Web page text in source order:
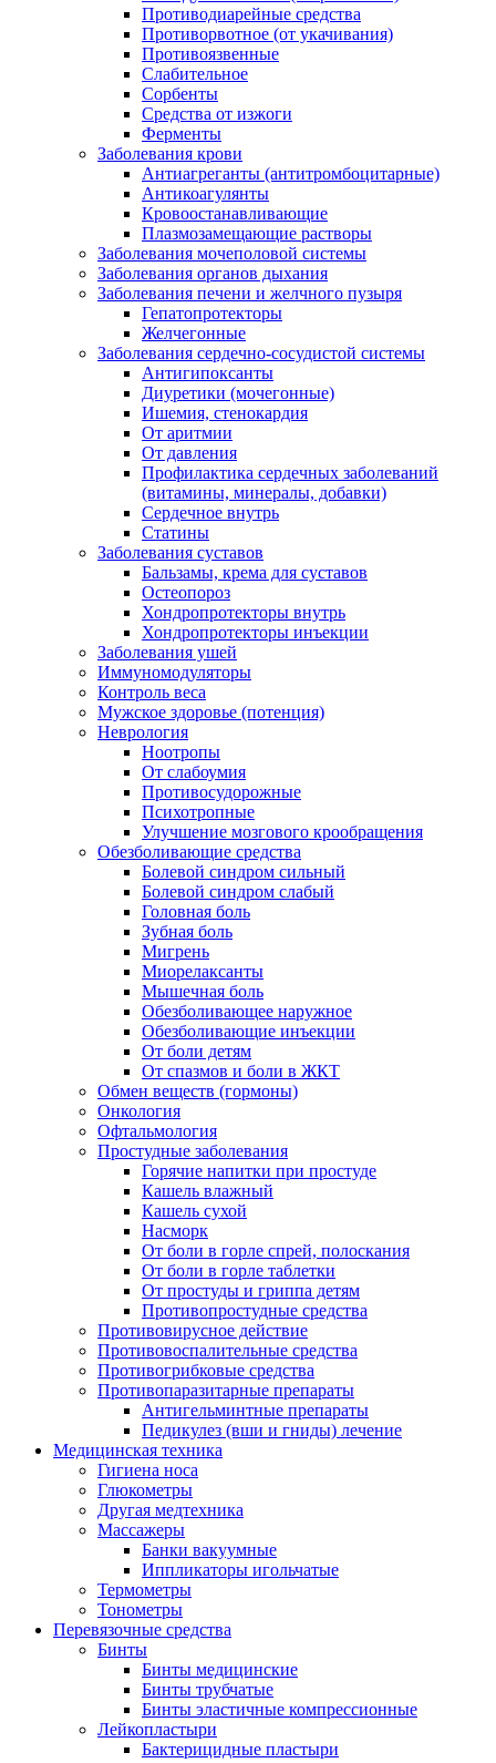
Противодиарейные средства
Противорвотное (от укачивания)
Противоязвенные
Слабительное
Сорбенты
Средства от изжоги
Ферменты
Заболевания крови
Антиагреганты (антитромбоцитарные)
Антикоагулянты
Кровоостанавливающие
Плазмозамещающие растворы
Заболевания мочеполовой системы
Заболевания органов дыхания
Заболевания печени и желчного пузыря
Гепатопротекторы
Желчегонные
Заболевания сердечно-сосудистой системы
Антигипоксанты
Диуретики (мочегонные)
Ишемия, стенокардия
От аритмии
От давления
Профилактика сердечных заболеваний
(витамины, минералы, добавки)
Сердечное внутрь
Статины
Заболевания суставов
Бальзамы, крема для суставов
Остеопороз
Хондропротекторы внутрь
Хондропротекторы инъекции
Заболевания ушей
Иммуномодуляторы
Контроль веса
Мужское здоровье (потенция)
Неврология
Ноотропы
От слабоумия
Противосудорожные
Психотропные
Улучшение мозгового крообращения
Обезболивающие средства
Болевой синдром сильный
Болевой синдром слабый
Головная боль
Зубная боль
Мигрень
Миорелаксанты
Мышечная боль
Обезболивающее наружное
Обезболивающие инъекции
От боли детям
От спазмов и боли в ЖКТ
Обмен веществ (гормоны)
Онкология
Офтальмология
Простудные заболевания
Горячие напитки при простуде
Кашель влажный
Кашель сухой
Насморк
От боли в горле спрей, полоскания
От боли в горле таблетки
От простуды и гриппа детям
Противопростудные средства
Противовирусное действие
Противовоспалительные средства
Противогрибковые средства
Противопаразитарные препараты
Антигельминтные препараты
Педикулез (вши и гниды) лечение
Медицинская техника
Гигиена носа
Глюкометры
Другая медтехника
Массажеры
Банки вакуумные
Иппликаторы игольчатые
Термометры
Тонометры
Перевязочные средства
Бинты
Бинты медицинские
Бинты трубчатые
Бинты эластичные компрессионные
Лейкопластыри
Бактерицидные пластыри